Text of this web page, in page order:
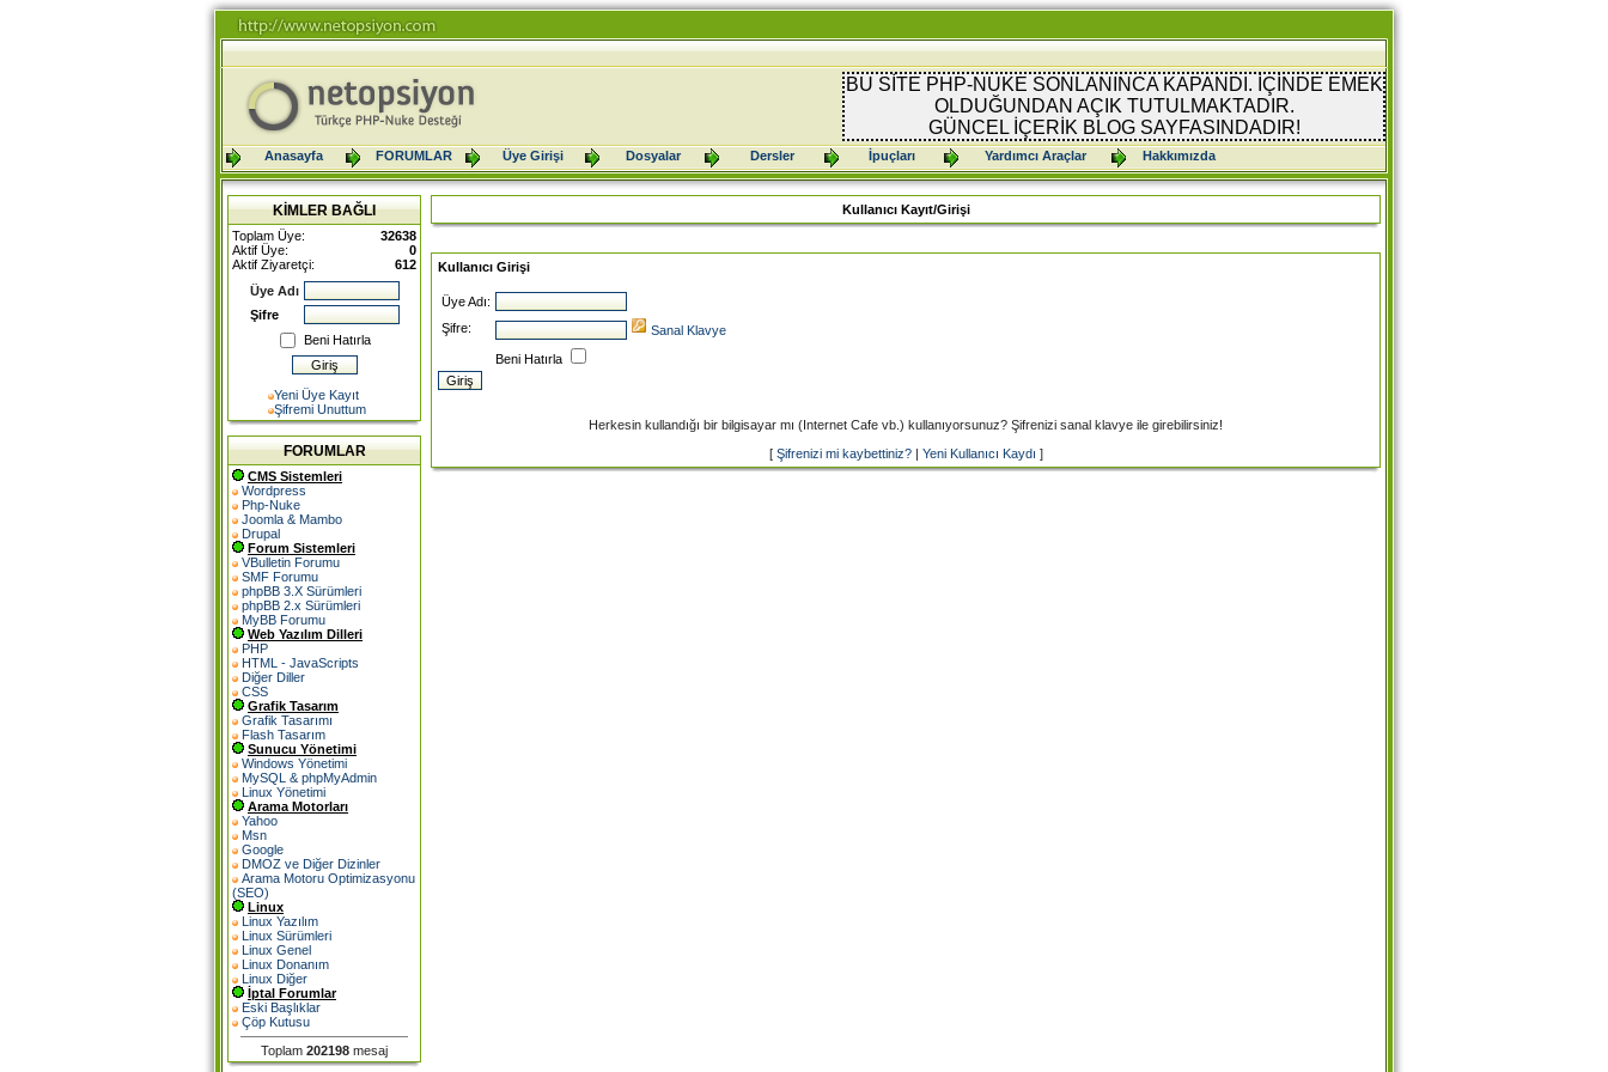
BU SİTE PHP-NUKE SONLANINCA KAPANDI. İÇİNDE EMEK
OLDUĞUNDAN AÇIK TUTULMAKTADIR.
GÜNCEL İÇERİK BLOG SAYFASINDADIR!
Anasayfa FORUMLAR Üye Girişi Dosyalar Dersler İpuçları Yardımcı Araçlar Hakkımızda
KİMLER BAĞLI
Toplam Üye:
32638
Aktif Üye:
0
Aktif Ziyaretçi:
612
Üye Adı
Şifre
Beni Hatırla
Yeni Üye Kayıt
Şifremi Unuttum
FORUMLAR
CMS Sistemleri
Wordpress
Php-Nuke
Joomla & Mambo
Drupal
Forum Sistemleri
VBulletin Forumu
SMF Forumu
phpBB 3.X Sürümleri
phpBB 2.x Sürümleri
MyBB Forumu
Web Yazılım Dilleri
PHP
HTML - JavaScripts
Diğer Diller
CSS
Grafik Tasarım
Grafik Tasarımı
Flash Tasarım
Sunucu Yönetimi
Windows Yönetimi
MySQL & phpMyAdmin
Linux Yönetimi
Arama Motorları
Yahoo
Msn
Google
DMOZ ve Diğer Dizinler
Arama Motoru Optimizasyonu
(SEO)
Linux
Linux Yazılım
Linux Sürümleri
Linux Genel
Linux Donanım
Linux Diğer
İptal Forumlar
Eski Başlıklar
Çöp Kutusu
Toplam 202198 mesaj
Kullanıcı Kayıt/Girişi
Kullanıcı Girişi
Üye Adı:
Şifre:
Sanal Klavye
Beni Hatırla
Herkesin kullandığı bir bilgisayar mı (Internet Cafe vb.) kullanıyorsunuz? Şifrenizi sanal klavye ile girebilirsiniz!
[ Şifrenizi mi kaybettiniz?| Yeni Kullanıcı Kaydı ]